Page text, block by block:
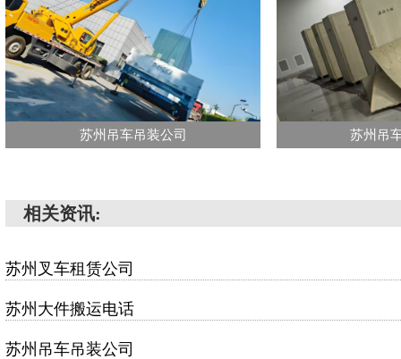
苏州吊车吊装公司 苏州吊
相关资讯:
苏州叉车租赁公司
苏州大件搬运电话
苏州吊车吊装公司